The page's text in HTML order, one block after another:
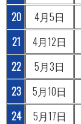
20
4月5日
21
4月12日
22
5月3日
23
5月10日
24
5月17日